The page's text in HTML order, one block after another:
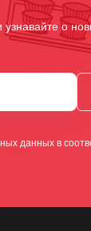
о
данных в